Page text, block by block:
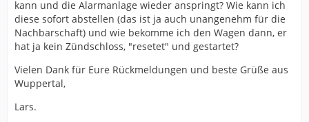
kann und die Alarmanlage wieder anspringt? Wie kann ich
diese sofort abstellen (das ist ja auch unangenehm für die
Nachbarschaft) und wie bekomme ich den Wagen dann, er
hat ja kein Zündschloss, "resetet" und gestartet?
Vielen Dank für Eure Rückmeldungen und beste Grüße aus
Wuppertal,
Lars.